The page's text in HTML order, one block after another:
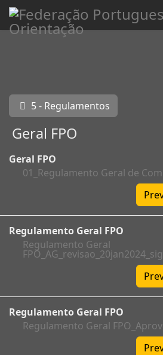
5 - Regulamentos
Geral FPO
Geral FPO
01_Regulamento Geral de
Regulamento Geral FPO
Regulamento Geral
Regulamento Geral FPO
Regulamento Geral